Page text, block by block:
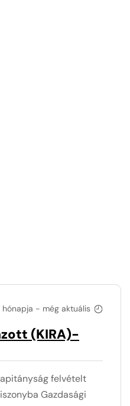
hónapja - még aktuális
(KIRA)-
felvételt
Gazdasági